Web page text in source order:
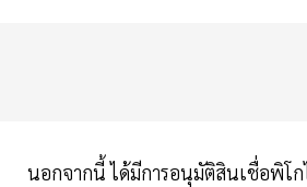
นอกจากนี้ ได้มีการอนุมัติสินเชื่อพิโ